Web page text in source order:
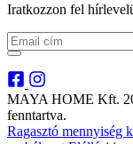
Iratkozzon fel
MAYA HOME Kft.
fenntartva.
Ragasztó mennyiség